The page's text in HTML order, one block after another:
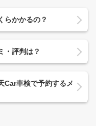
らかかるの？
・評判は？
Car車検で予約するメ